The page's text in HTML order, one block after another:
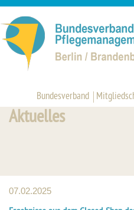
Bundesverband
Aktuelles
07.02.2025